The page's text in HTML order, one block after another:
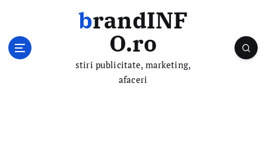
brandINF
O.ro
stiri publicitate, marketing,
afaceri